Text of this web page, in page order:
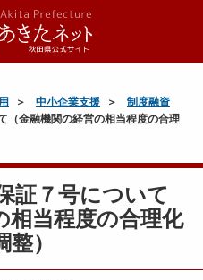
中小企業支援
制度融資
（金融機関の経営の相当程度の合理
証７号について
相当程度の合理化
）